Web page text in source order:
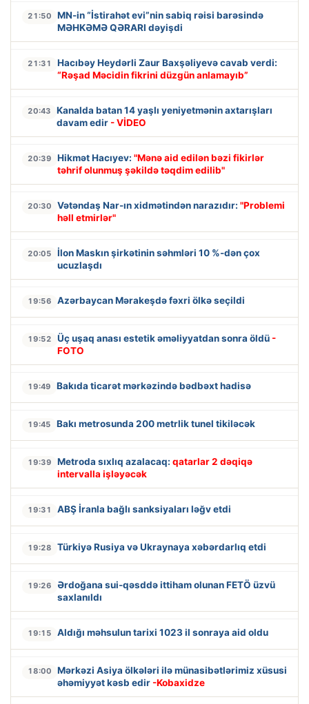
21:50
MN-in “İstirahət evi”nin sabiq rəisi barəsində
MƏHKƏMƏ QƏRARI dəyişdi
21:31
Hacıbəy Heydərli Zaur Baxşəliyevə cavab verdi:
“Rəşad Məcidin fikrini düzgün anlamayıb”
20:43
Kanalda batan 14 yaşlı yeniyetmənin axtarışları
davam edir - VİDEO
20:39 Hikmət Hacıyev: "Mənə aid edilən bəzi fikirlər
təhrif olunmuş şəkildə təqdim edilib"
20:30 Vətəndaş Nar-ın xidmətindən narazıdır: "Problemi
həll etmirlər"
20:05
İlon Maskın şirkətinin səhmləri 10 %-dən çox
ucuzlaşdı
19:56 Azərbaycan Mərakeşdə fəxri ölkə seçildi
19:52 Üç uşaq anası estetik əməliyyatdan sonra öldü -
FOTO
19:49 Bakıda ticarət mərkəzində bədbəxt hadisə
19:45 Bakı metrosunda 200 metrlik tunel tikiləcək
19:39 Metroda sıxlıq azalacaq: qatarlar 2 dəqiqə
intervalla işləyəcək
19:31 ABŞ İranla bağlı sanksiyaları ləğv etdi
19:28 Türkiyə Rusiya və Ukraynaya xəbərdarlıq etdi
19:26
Ərdoğana sui-qəsddə ittiham olunan FETÖ üzvü
saxlanıldı
19:15 Aldığı məhsulun tarixi 1023 il sonraya aid oldu
18:00
Mərkəzi Asiya ölkələri ilə münasibətlərimiz xüsusi
əhəmiyyət kəsb edir -Kobaxidze